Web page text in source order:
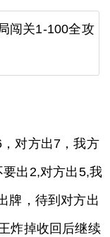
对方出7，我方
出2,对方出5,我
牌，待到对方出
炸掉收回后继续